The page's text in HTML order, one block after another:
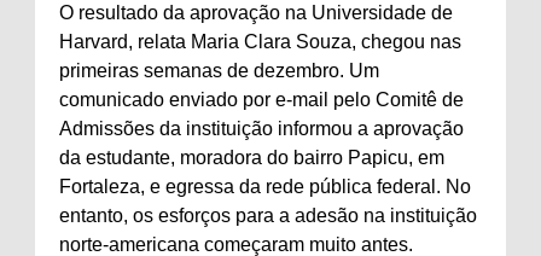
O resultado da aprovação na Universidade de
Harvard, relata Maria Clara Souza, chegou nas
primeiras semanas de dezembro. Um
comunicado enviado por e-mail pelo Comitê de
Admissões da instituição informou a aprovação
da estudante, moradora do bairro Papicu, em
Fortaleza, e egressa da rede pública federal. No
entanto, os esforços para a adesão na instituição
norte-americana começaram muito antes.